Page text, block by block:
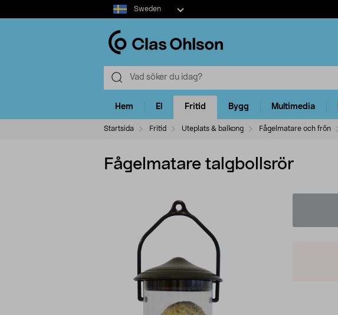
Select
market
Sweden
Hem El Fritid Bygg Multimedia
Startsida Fritid Uteplats & balkong Fågelmatare och frön
Fågelmatare talgbollsrör